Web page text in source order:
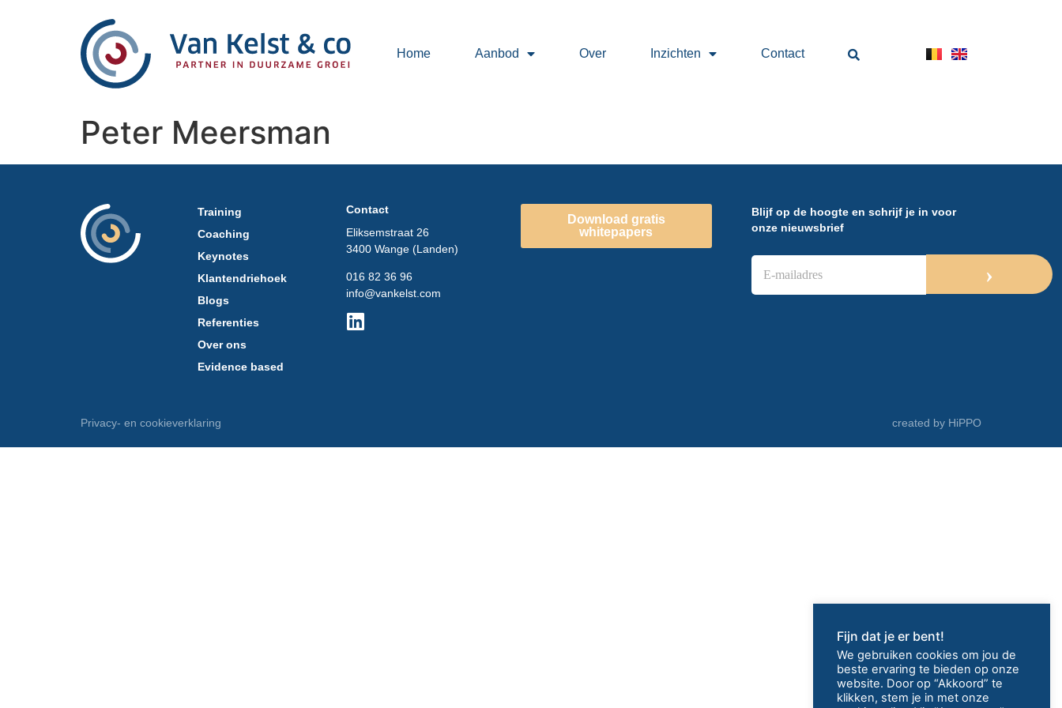
Home Aanbod Over Inzichten Contact
Peter Meersman
Training
Coaching
Keynotes
Klantendriehoek
Blogs
Referenties
Over ons
Evidence based
Contact
Eliksemstraat 26
3400 Wange (Landen)
016 82 36 96
info@vankelst.com
Download gratis
whitepapers
Blijf op de hoogte en schrijf je in voor
onze nieuwsbrief
E
m
›
Privacy- en cookieverklaring created by HiPPO
Fijn dat je er bent!
We gebruiken cookies om jou de
beste ervaring te bieden op onze
website. Door op “Akkoord” te
klikken, stem je in met onze